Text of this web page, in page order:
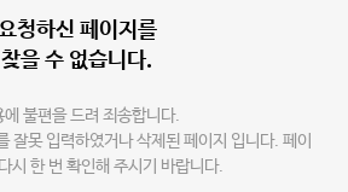
청하신 페이지를
찾을 수 없습니다.
에 불편을 드려 죄송합니다.
잘못 입력하였거나 삭제된 페이지 입니다. 페이
시 한 번 확인해 주시기 바랍니다.